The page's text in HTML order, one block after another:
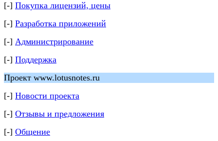
[-] Покупка лицензий, цены
[-] Разработка приложений
[-] Администрирование
[-] Поддержка
Проект www.lotusnotes.ru
[-] Новости проекта
[-] Отзывы и предложения
[-] Общение